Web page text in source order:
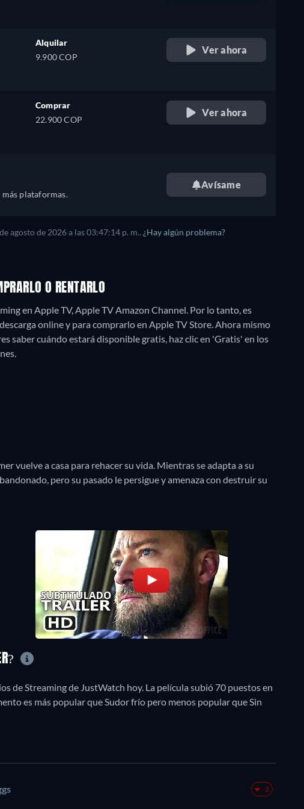
Alquilar
9.900 COP
Ver ahora
Comprar
22.900 COP
Ver ahora
plataformas.
Avísame
agosto de 2026a las03:47:14 p. m.. ¿Hay algún problema?
O RENTARLO
en Apple TV, Apple TV Amazon Channel. Por lo tanto, es
online y para comprarlo en Apple TV Store.Ahora mismo
saber cuándo estará disponible gratis, haz clic en 'Gratis' en los
vuelve a casa para rehacer su vida. Mientras se adapta a su
pero su pasado le persigue y amenaza con destruir su
de Streaming de JustWatch hoy. La película subió 70 puestos en
es más popular que Sudor frío pero menos popular que Sin
-2